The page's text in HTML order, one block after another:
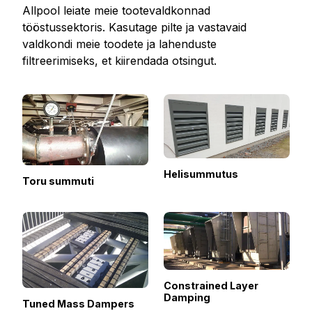
Allpool leiate meie tootevaldkonnad
tööstussektoris. Kasutage pilte ja vastavaid
valdkondi meie toodete ja lahenduste
filtreerimiseks, et kiirendada otsingut.
Toru summuti
Helisummutus
Tuned Mass Dampers
Constrained Layer
Damping